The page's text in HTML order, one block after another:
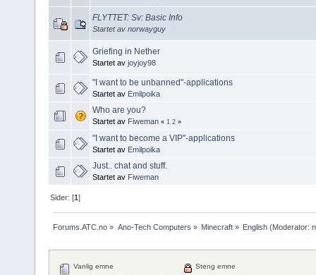
FLYTTET: Sv: Basic Info
Startet av norwayguy
Griefing in Nether
Startet av joyjoy98
"I want to be unbanned"-applications
Startet av Emilpoika
Who are you?
Startet av Fiweman « 1 2 »
"I want to become a VIP"-applications
Startet av Emilpoika
Just.. chat and stuff.
Startet av Fiweman
Sider: [1]
Forums.ATC.no » Ano-Tech Computers » Minecraft» English (Moderator:
Vanlig emne
Steng emne